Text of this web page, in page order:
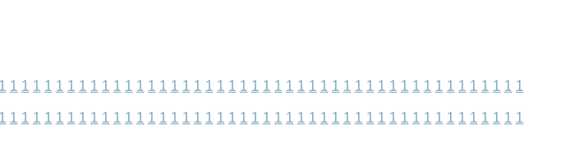
1 1 1 1 1 1 1 1 1 1 1 1 1 1 1 1 1 1 1 1 1 1 1 1 1 1 1 1 1 1 1 1 1 1 1 1 1 1 1 1 1 1 1 1 1 1
1 1 1 1 1 1 1 1 1 1 1 1 1 1 1 1 1 1 1 1 1 1 1 1 1 1 1 1 1 1 1 1 1 1 1 1 1 1 1 1 1 1 1 1 1 1